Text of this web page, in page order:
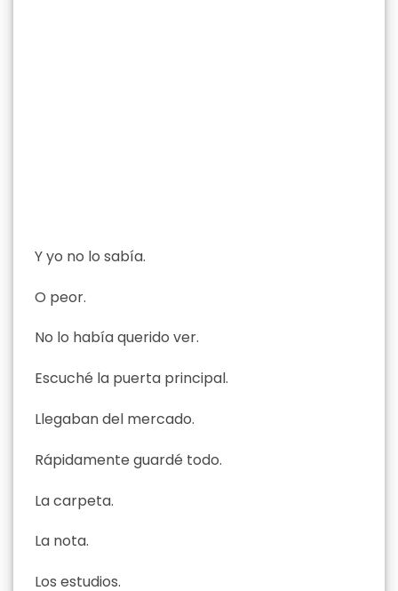
Y yo no lo sabía.
O peor.
No lo había querido ver.
Escuché la puerta principal.
Llegaban del mercado.
Rápidamente guardé todo.
La carpeta.
La nota.
Los estudios.